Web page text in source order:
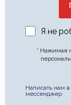
Я не
* Нажимая
Написать нам в
мессенджер